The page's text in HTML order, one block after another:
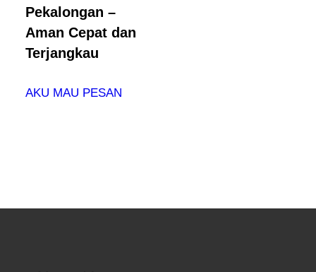
Pekalongan –
Aman Cepat dan
Terjangkau
AKU MAU PESAN